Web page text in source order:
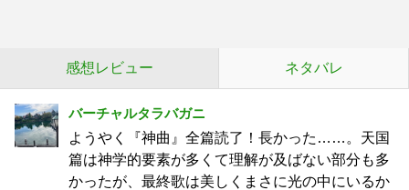
感想レビュー ネタバレ
バーチャルタラバガニ
ようやく『神曲』全篇読了！長かった……。天国
篇は神学的要素が多くて理解が及ばない部分も多
かったが、最終歌は美しくまさに光の中にいるか